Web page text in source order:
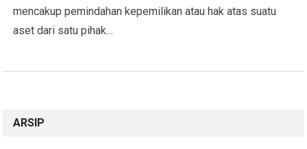
mencakup pemindahan kepemilikan atau hak atas suatu
aset dari satu pihak…
ARSIP